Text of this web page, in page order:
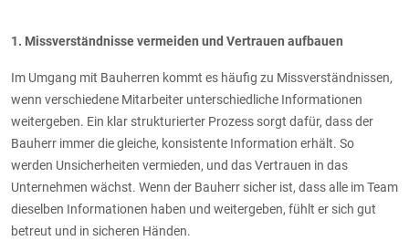
1. Missverständnisse vermeiden und Vertrauen aufbauen
Im Umgang mit Bauherren kommt es häufig zu Missverständnissen,
wenn verschiedene Mitarbeiter unterschiedliche Informationen
weitergeben. Ein klar strukturierter Prozess sorgt dafür, dass der
Bauherr immer die gleiche, konsistente Information erhält. So
werden Unsicherheiten vermieden, und das Vertrauen in das
Unternehmen wächst. Wenn der Bauherr sicher ist, dass alle im Team
dieselben Informationen haben und weitergeben, fühlt er sich gut
betreut und in sicheren Händen.